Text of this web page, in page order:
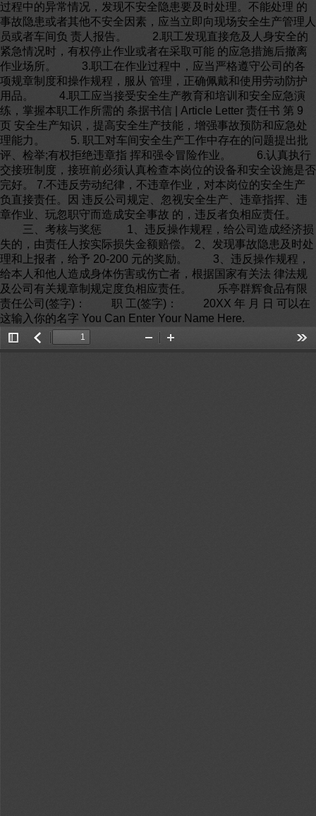
过程中的异常情况，发现不安全隐患要及时处理。不能处理 的
事故隐患或者其他不安全因素，应当立即向现场安全生产管理人
员或者车间负 责人报告。 2.职工发现直接危及人身安全的
紧急情况时，有权停止作业或者在采取可能 的应急措施后撤离
作业场所。 3.职工在作业过程中，应当严格遵守公司的各
项规章制度和操作规程，服从 管理，正确佩戴和使用劳动防护
用品。 4.职工应当接受安全生产教育和培训和安全应急演
练，掌握本职工作所需的 条据书信 | Article Letter 责任书 第 9
页 安全生产知识，提高安全生产技能，增强事故预防和应急处
理能力。 5. 职工对车间安全生产工作中存在的问题提出批
评、检举;有权拒绝违章指 挥和强令冒险作业。 6.认真执行
交接班制度，接班前必须认真检查本岗位的设备和安全设施是否
完好。 7.不违反劳动纪律，不违章作业，对本岗位的安全生产
负直接责任。因 违反公司规定、忽视安全生产、违章指挥、违
章作业、玩忽职守而造成安全事故 的，违反者负相应责任。
三、考核与奖惩 1、违反操作规程，给公司造成经济损
失的，由责任人按实际损失金额赔偿。 2、发现事故隐患及时处
理和上报者，给予 20-200 元的奖励。 3、违反操作规程，
给本人和他人造成身体伤害或伤亡者，根据国家有关法 律法规
及公司有关规章制规定度负相应责任。 乐亭群辉食品有限
责任公司(签字)： 职 工(签字)： 20XX 年 月 日 可以在
这输入你的名字 You Can Enter Your Name Here.
Toggle返
Zoom